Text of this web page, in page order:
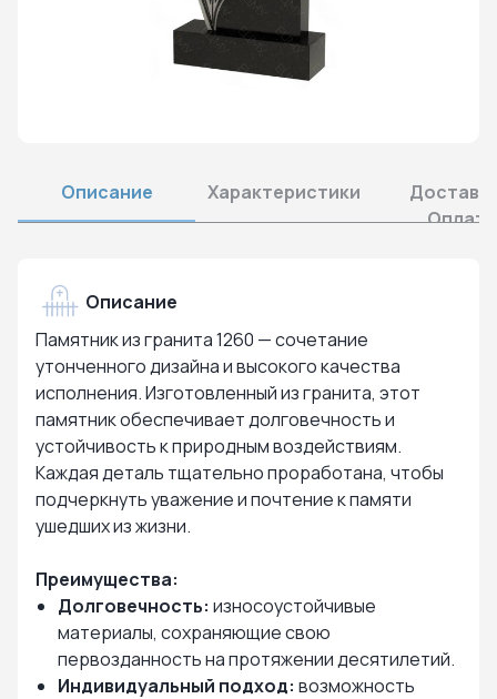
Описание Характеристики
Оплата
Описание
Памятник из гранита 1260 — сочетание
утонченного дизайна и высокого качества
исполнения. Изготовленный из гранита, этот
памятник обеспечивает долговечность и
устойчивость к природным воздействиям.
Каждая деталь тщательно проработана, чтобы
подчеркнуть уважение и почтение к памяти
ушедших из жизни.
Преимущества:
Долговечность: износоустойчивые
материалы, сохраняющие свою
первозданность на протяжении десятилетий.
Индивидуальный подход: возможность